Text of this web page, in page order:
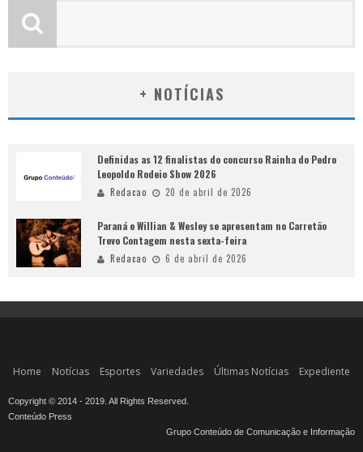
+ NOTÍCIAS
Definidas as 12 finalistas do concurso Rainha do Pedro
Leopoldo Rodeio Show 2026
Redacao 20 de abril de 2026
Paraná e Willian & Wesley se apresentam no Carretão
Trevo Contagem nesta sexta-feira
Redacao 6 de abril de 2026
Home Notícias Esportes Variedades Últimas Notícias Expediente
Copyright © 2014 - 2019. All Rights Reserved.
Conteúdo Press
Grupo Conteúdo de Comunicação e Informação